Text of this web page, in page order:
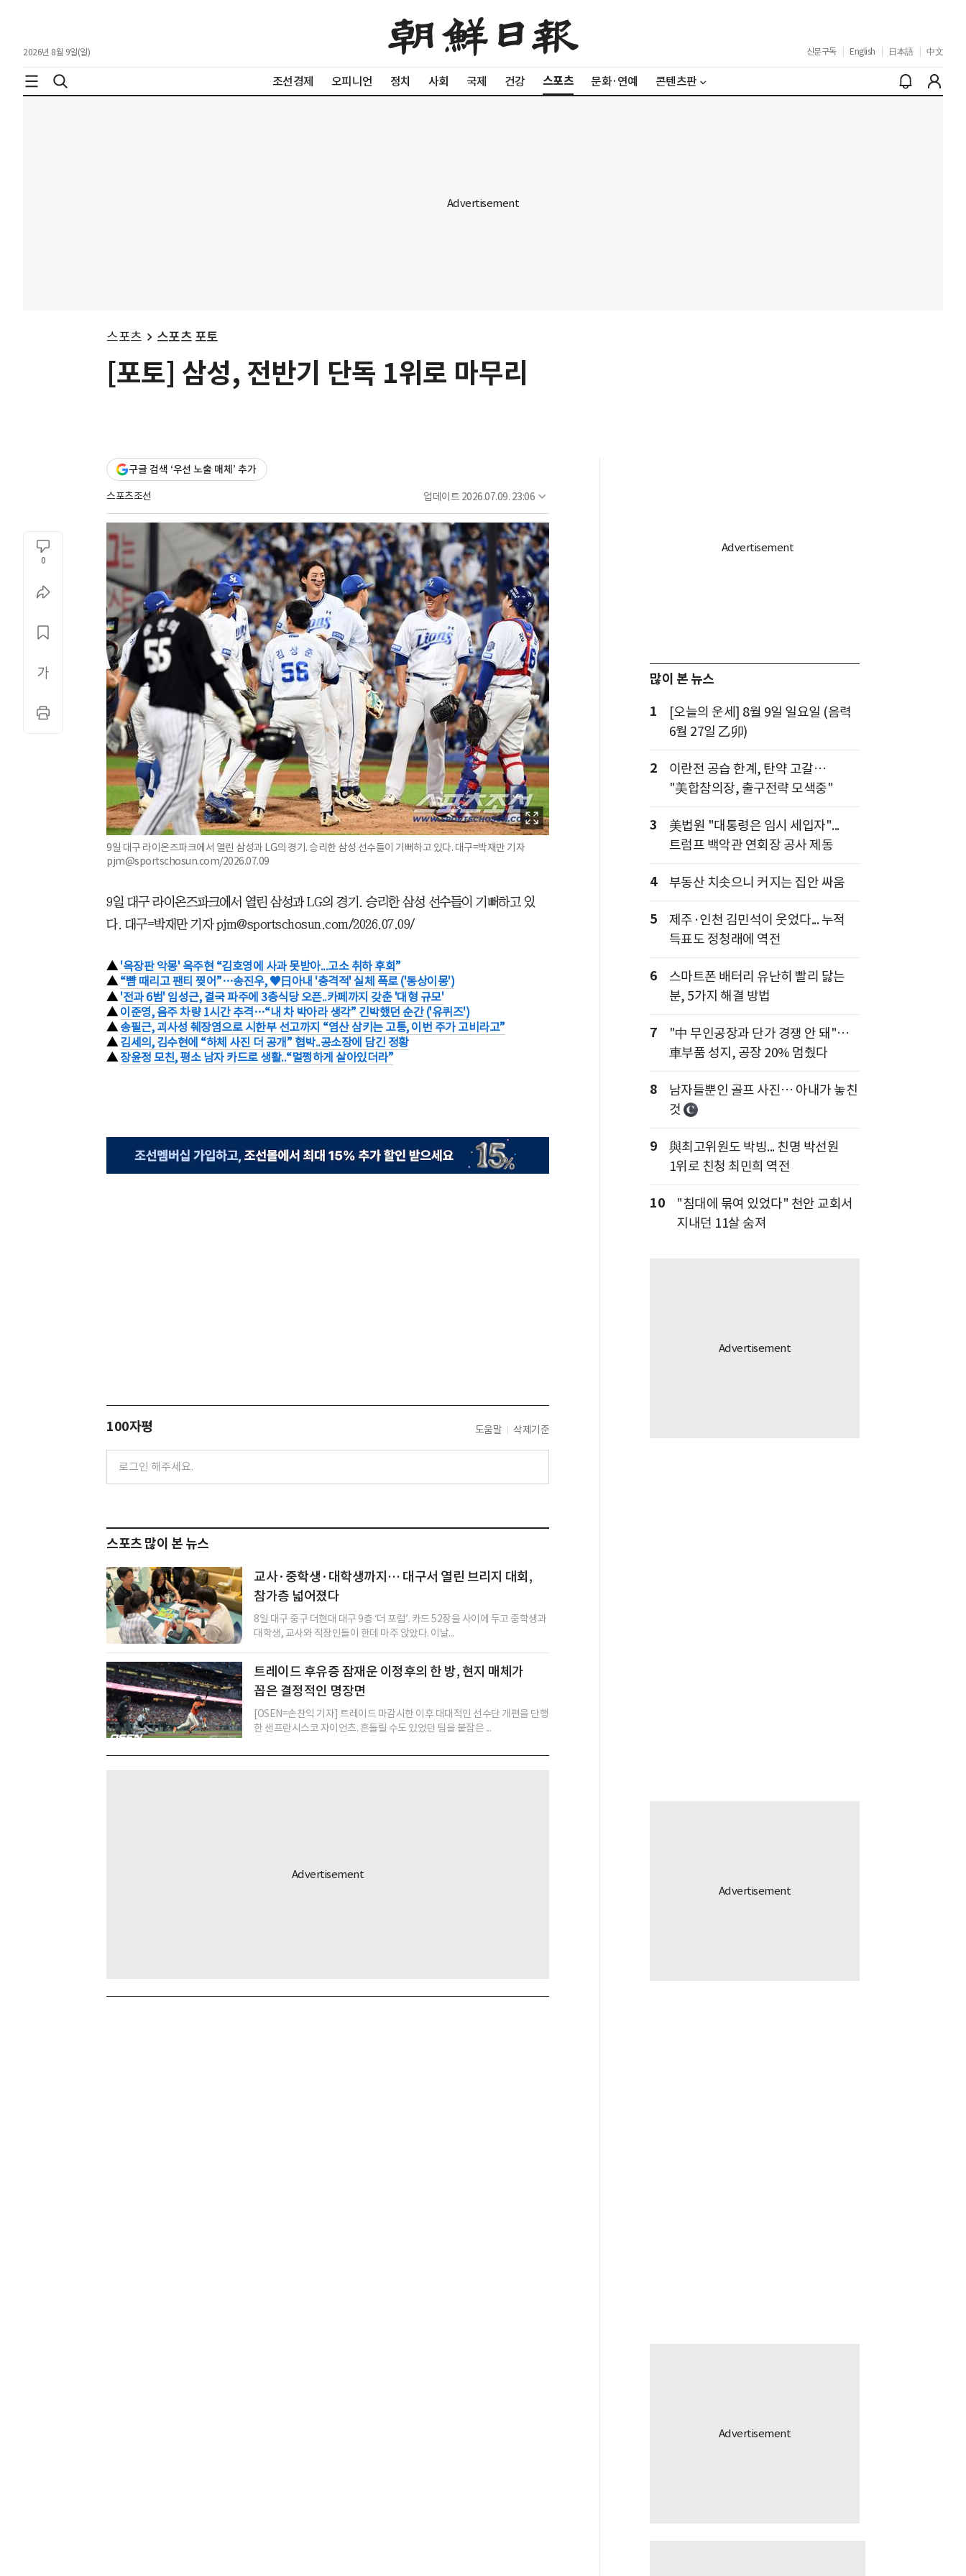
2026년 8월 9일(일) 신문구독 English 日本語 中文
조선경제 오피니언 정치 사회 국제 건강 스포츠 문화·연예 콘텐츠판
스포츠 스포츠 포토
[포토] 삼성, 전반기 단독 1위로 마무리
구글 검색 ‘우선 노출 매체’ 추가
스포츠조선 업데이트 2026.07.09. 23:06
0
9일 대구 라이온즈파크에서 열린 삼성과 LG의 경기. 승리한 삼성 선수들이 기뻐하고 있다. 대구=박재만 기자
pjm@sportschosun.com/2026.07.09
9일 대구 라이온즈파크에서 열린 삼성과 LG의 경기. 승리한 삼성 선수들이 기뻐하고 있
다. 대구=박재만 기자 pjm@sportschosun.com/2026.07.09/
▲ '옥장판 악몽' 옥주현 “김호영에 사과 못받아...고소 취하 후회”
▲ “뺨 때리고 팬티 찢어”…송진우, ♥日아내 '충격적' 실체 폭로 ('동상이몽')
▲ '전과 6범' 임성근, 결국 파주에 3층식당 오픈..카페까지 갖춘 '대형 규모'
▲ 이준영, 음주 차량 1시간 추격…“내 차 박아라 생각” 긴박했던 순간 ('유퀴즈')
▲ 송필근, 괴사성 췌장염으로 시한부 선고까지 “염산 삼키는 고통, 이번 주가 고비라고”
▲ 김세의, 김수현에 “하체 사진 더 공개” 협박..공소장에 담긴 정황
▲ 장윤정 모친, 평소 남자 카드로 생활..“멀쩡하게 살아있더라”
100자평 도움말 삭제기준
스포츠 많이 본 뉴스
교사·중학생·대학생까지… 대구서 열린 브리지 대회,
참가층 넓어졌다
8일 대구 중구 더현대 대구 9층 ‘더 포럼’. 카드 52장을 사이에 두고 중학생과
대학생, 교사와 직장인들이 한데 마주 앉았다. 이날...
트레이드 후유증 잠재운 이정후의 한 방, 현지 매체가
꼽은 결정적인 명장면
[OSEN=손찬익 기자] 트레이드 마감시한 이후 대대적인 선수단 개편을 단행
한 샌프란시스코 자이언츠. 흔들릴 수도 있었던 팀을 붙잡은 ...
많이 본 뉴스
1
[오늘의 운세] 8월 9일 일요일 (음력
6월 27일 乙卯)
2
이란전 공습 한계, 탄약 고갈…
"美합참의장, 출구전략 모색중"
3
美법원 "대통령은 임시 세입자"...
트럼프 백악관 연회장 공사 제동
4 부동산 치솟으니 커지는 집안 싸움
5
제주·인천 김민석이 웃었다... 누적
득표도 정청래에 역전
6
스마트폰 배터리 유난히 빨리 닳는
분, 5가지 해결 방법
7
"中 무인공장과 단가 경쟁 안 돼"…
車부품 성지, 공장 20% 멈췄다
8
남자들뿐인 골프 사진… 아내가 놓친
것
9
與최고위원도 박빙... 친명 박선원
1위로 친청 최민희 역전
10
"침대에 묶여 있었다" 천안 교회서
지내던 11살 숨져